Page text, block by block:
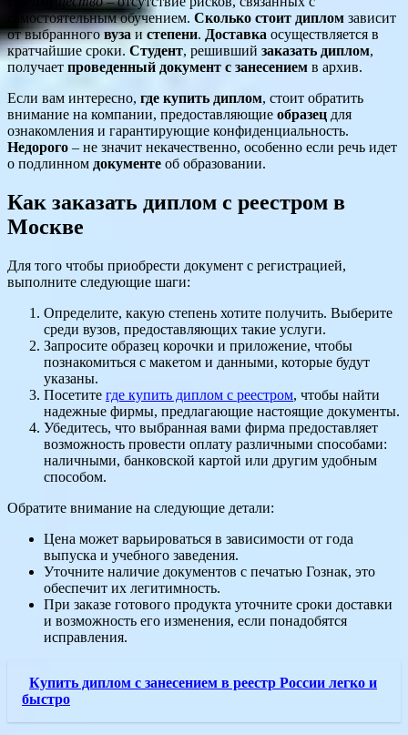
самостоятельным обучением. Сколько стоит диплом зависит
от выбранноговуза и степени. Доставка осуществляется в
кратчайшие сроки. Студент, решивший заказать диплом,
получает проведенный документ с занесением в архив.
Если вам интересно, где купить диплом, стоит обратить
внимание на компании, предоставляющие образец для
ознакомления и гарантирующие конфиденциальность.
Недорого – не значит некачественно, особенно если речь идет
о подлинном документе об образовании.
Как заказать диплом с реестром в
Москве
Для того чтобы приобрести документ с регистрацией,
выполните следующие шаги:
Определите, какую степень хотите получить. Выберите
среди вузов, предоставляющих такие услуги.
Запросите образец корочки и приложение, чтобы
познакомиться с макетом и данными, которые будут
указаны.
Посетите где купить диплом с реестром, чтобы найти
надежные фирмы, предлагающие настоящие документы.
Убедитесь, что выбранная вами фирма предоставляет
возможность провести оплату различными способами:
наличными, банковской картой или другим удобным
способом.
Обратите внимание на следующие детали:
Цена может варьироваться в зависимости от года
выпуска и учебного заведения.
Уточните наличие документов с печатью Гознак, это
обеспечит их легитимность.
При заказе готового продукта уточните сроки доставки
и возможность его изменения, если понадобятся
исправления.
Купить диплом с занесением в реестр России легко и
быстро